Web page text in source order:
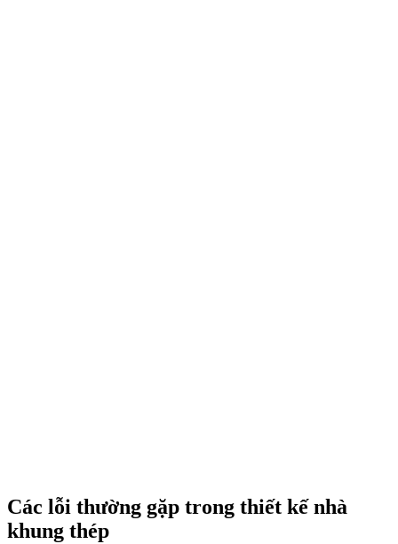
Các lỗi thường gặp trong thiết kế nhà
khung thép